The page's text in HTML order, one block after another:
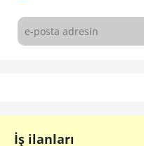
İş ilanları